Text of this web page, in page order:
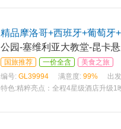
精品摩洛哥+西班牙+葡萄牙
公园-塞维利亚大教堂-昆卡
国旅推荐 一价全含
美食之旅
编号: GL39994 满意度: 99%
出
特色:精粹亮点：全程4星级酒店升级1